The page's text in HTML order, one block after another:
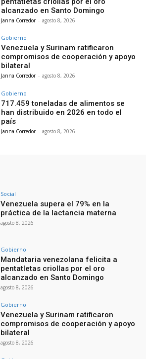
alcanzado en Santo Domingo
Janna Corredor - agosto 8, 2026
Gobierno
Venezuela y Surinam ratificaron
compromisos de cooperación y apoyo
bilateral
Janna Corredor - agosto 8, 2026
Gobierno
717.459 toneladas de alimentos se
han distribuido en 2026 en todo el
país
Janna Corredor - agosto 8, 2026
Social
Venezuela supera el 79% en la
práctica de la lactancia materna
agosto 8, 2026
Gobierno
Mandataria venezolana felicita a
pentatletas criollas por el oro
alcanzado en Santo Domingo
agosto 8, 2026
Gobierno
Venezuela y Surinam ratificaron
compromisos de cooperación y apoyo
bilateral
agosto 8, 2026